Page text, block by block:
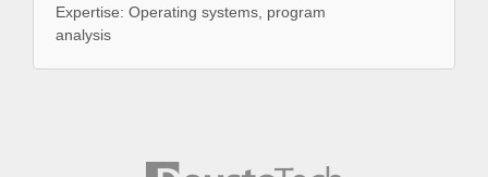
Expertise: Operating systems, program
analysis